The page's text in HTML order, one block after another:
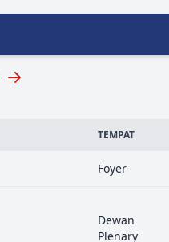
TEMPAT
Foyer
Dewan
Plenary